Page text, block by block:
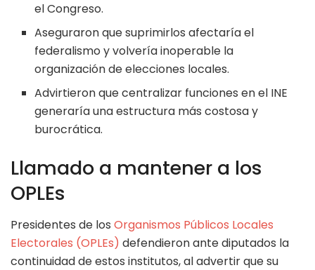
el Congreso.
Aseguraron que suprimirlos afectaría el
federalismo y volvería inoperable la
organización de elecciones locales.
Advirtieron que centralizar funciones en el INE
generaría una estructura más costosa y
burocrática.
Llamado a mantener a los
OPLEs
Presidentes de los Organismos Públicos Locales
Electorales (OPLEs) defendieron ante diputados la
continuidad de estos institutos, al advertir que su